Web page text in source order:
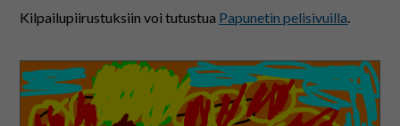
Kilpailupiirustuksiin voi tutustua Papunetin pelisivuilla